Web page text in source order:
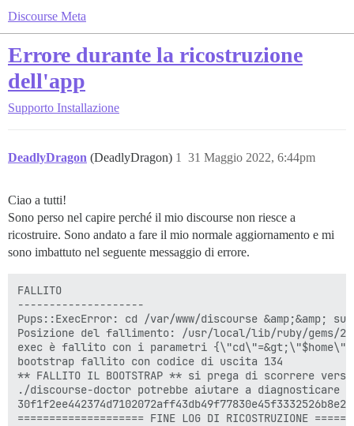
Discourse Meta
Errore durante la ricostruzione
dell'app
Supporto Installazione
DeadlyDragon (DeadlyDragon) 31 Maggio 2022, 6:44pm
1
Ciao a tutti!
Sono perso nel capire perché il mio discourse non riesce a
ricostruire. Sono andato a fare il mio normale aggiornamento e mi
sono imbattuto nel seguente messaggio di errore.
FALLITO
--------------------
Pups::ExecError: cd /var/www/discourse
Posizione del fallimento: /usr/local/lib/ruby/gems/
exec è fallito con i parametri {\"cd\"=&gt;\"$home\",
bootstrap fallito con codice di uscita 134
** FALLITO IL BOOTSTRAP ** si prega di scorrere
./discourse-doctor potrebbe aiutare a diagnosticare
==================== FINE LOG DI RICOSTRUZIONE